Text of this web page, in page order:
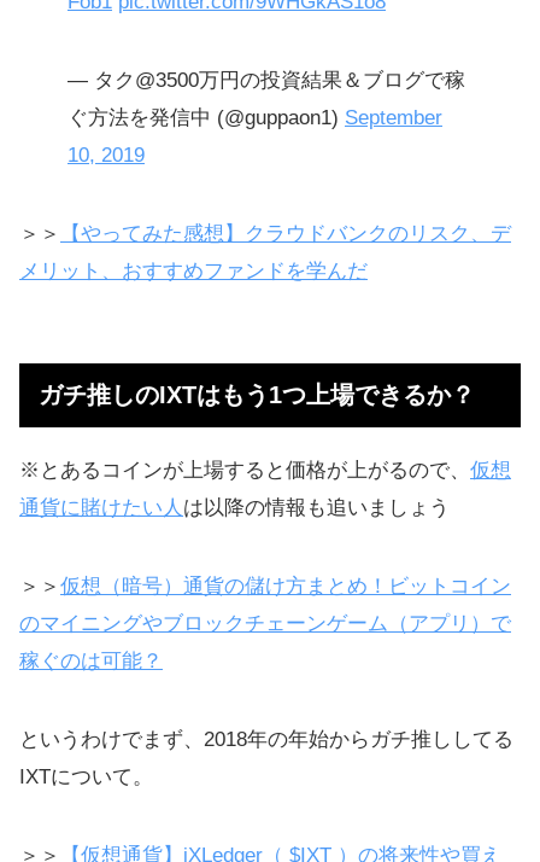
— タク@3500万円の投資結果＆ブログで稼
ぐ方法を発信中 (@guppaon1) September
10, 2019
＞＞
【やってみた感想】クラウドバンクのリスク、デ
メリット、おすすめファンドを学んだ
ガチ推しのIXTはもう1つ上場できるか？
※とあるコインが上場すると価格が上がるので、 仮想
通貨に賭けたい人 は以降の情報も追いましょう
＞＞ 仮想（暗号）通貨の儲け方まとめ！ビットコイン
のマイニングやブロックチェーンゲーム（アプリ）で
稼ぐのは可能？
というわけでまず、2018年の年始からガチ推ししてる
IXTについて。
＞＞ 【仮想通貨】iXLedger（ $IXT ）の将来性や買え